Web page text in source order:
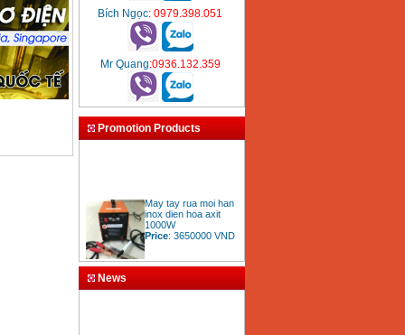
Bích Ngọc: 0979.398.051
Mr Quang:0936.132.359
Promotion Products
inox dien hoa axit
1000W
Price:3650000
News